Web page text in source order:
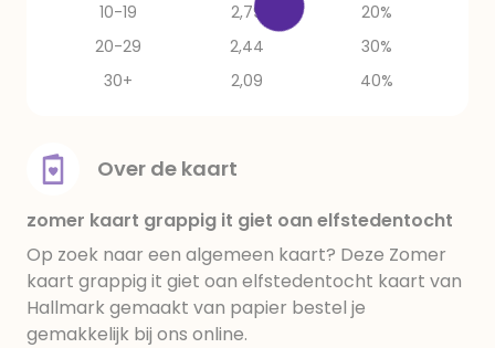
10-19
2,79
20%
20-29
2,44
30%
30+
2,09 40%
Over de kaart
zomer kaart grappig it giet oan elfstedentocht
Op zoek naar een algemeen kaart? Deze Zomer
kaart grappig it giet oan elfstedentocht kaart van
Hallmark gemaakt van papier bestel je
gemakkelijk bij ons online.